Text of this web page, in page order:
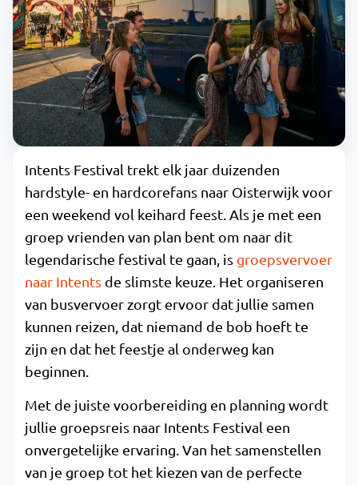
Intents Festival trekt elk jaar duizenden
hardstyle- en hardcorefans naar Oisterwijk voor
een weekend vol keihard feest. Als je met een
groep vrienden van plan bent om naar dit
legendarische festival te gaan, is groepsvervoer
naar Intents de slimste keuze. Het organiseren
van busvervoer zorgt ervoor dat jullie samen
kunnen reizen, dat niemand de bob hoeft te
zijn en dat het feestje al onderweg kan
beginnen.
Met de juiste voorbereiding en planning wordt
jullie groepsreis naar Intents Festival een
onvergetelijke ervaring. Van het samenstellen
van je groep tot het kiezen van de perfecte